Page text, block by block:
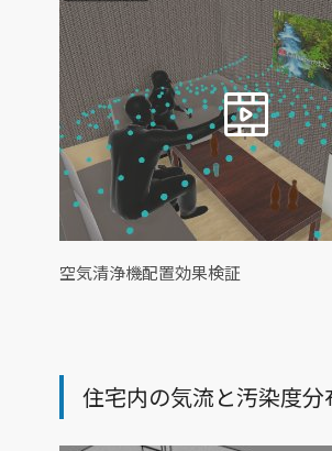
空気清浄機配置効果検証
住宅内の気流と汚染度分